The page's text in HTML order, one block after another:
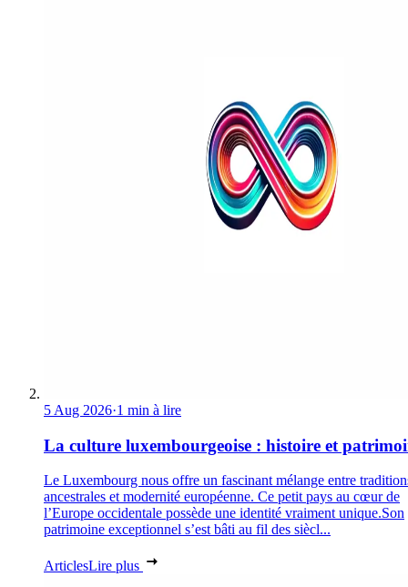
5 Aug 2026·1 min à lire
La culture luxembourgeoise : histoire et
Le Luxembourg nous offre un fascinant mélange entre
ancestrales et modernité européenne. Ce petit pays au cœur de
l’Europe occidentale possède une identité vraiment unique.Son
patrimoine exceptionnel s’est bâti au fil des siècl...
ArticlesLire plus